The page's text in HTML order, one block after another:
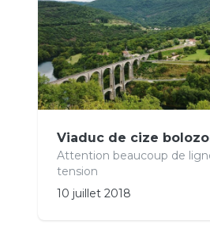
Viaduc de cize
Attention beaucoup de
tension
10 juillet 2018